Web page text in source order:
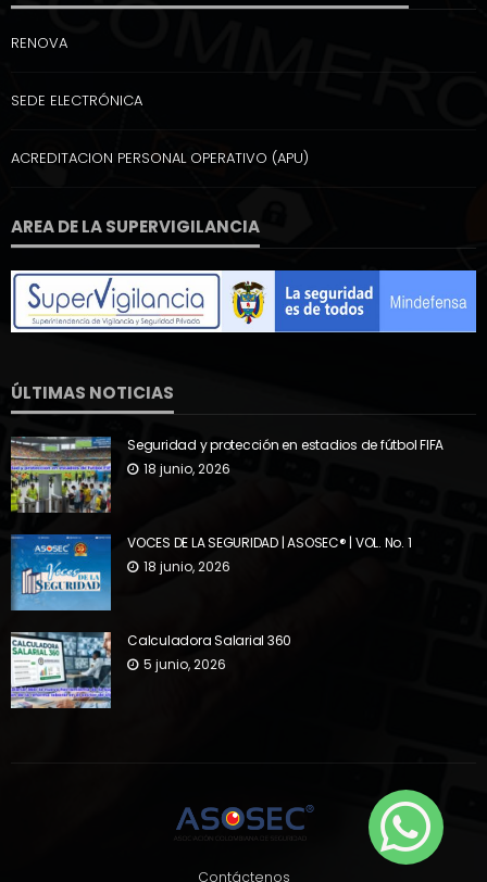
RENOVA
SEDE ELECTRÓNICA
ACREDITACION PERSONAL OPERATIVO (APU)
AREA DE LA SUPERVIGILANCIA
ÚLTIMAS NOTICIAS
Seguridad y protección en estadios de fútbol FIFA
18 junio, 2026
VOCES DE LA SEGURIDAD | ASOSEC® | VOL. No. 1
18 junio, 2026
Calculadora Salarial 360
5 junio, 2026
Contáctenos